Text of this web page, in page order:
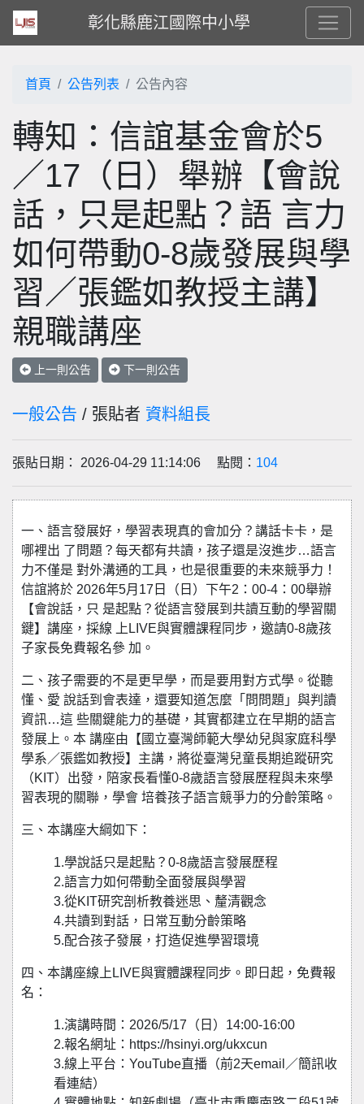
彰化縣鹿江國際中小學
首頁 公告列表 公告內容
轉知：信誼基金會於5
／17（日）舉辦【會說
話，只是起點？語 言力
如何帶動0-8歲發展與學
習／張鑑如教授主講】
親職講座
上一則公告 下一則公告
一般公告 / 張貼者 資料組長
張貼日期： 2026-04-29 11:14:06 點閱： 104
一、語言發展好，學習表現真的會加分？講話卡卡，是
哪裡出 了問題？每天都有共讀，孩子還是沒進步…語言
力不僅是 對外溝通的工具，也是很重要的未來競爭力！
信誼將於 2026年5月17日（日）下午2：00-4：00舉辦
【會說話，只 是起點？從語言發展到共讀互動的學習關
鍵】講座，採線 上LIVE與實體課程同步，邀請0-8歲孩
子家長免費報名參 加。
二、孩子需要的不是更早學，而是要用對方式學。從聽
懂、愛 說話到會表達，還要知道怎麼「問問題」與判讀
資訊…這 些關鍵能力的基礎，其實都建立在早期的語言
發展上。本 講座由【國立臺灣師範大學幼兒與家庭科學
學系／張鑑如教授】主講，將從臺灣兒童長期追蹤研究
（KIT）出發，陪家長看懂0-8歲語言發展歷程與未來學
習表現的關聯，學會 培養孩子語言競爭力的分齡策略。
三、本講座大綱如下：
1.學說話只是起點？0-8歲語言發展歷程
2.語言力如何帶動全面發展與學習
3.從KIT研究剖析教養迷思、釐清觀念
4.共讀到對話，日常互動分齡策略
5.配合孩子發展，打造促進學習環境
四、本講座線上LIVE與實體課程同步。即日起，免費報
名：
1.演講時間：2026/5/17（日）14:00-16:00
2.報名網址：https://hsinyi.org/ukxcun
3.線上平台：YouTube直播（前2天email／簡訊收
看連結）